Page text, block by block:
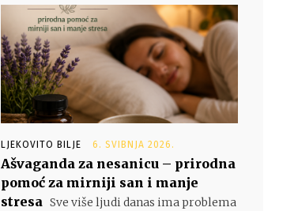
LJEKOVITO BILJE 6. SVIBNJA 2026.
Ašvaganda za nesanicu – prirodna
pomoć za mirniji san i manje
stresa Sve više ljudi danas ima problema